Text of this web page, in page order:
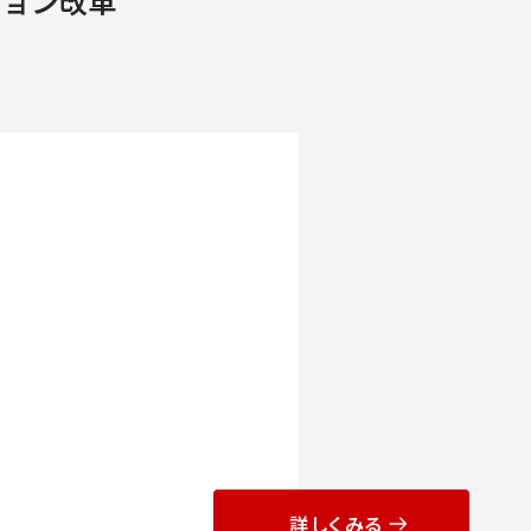
詳しくみる